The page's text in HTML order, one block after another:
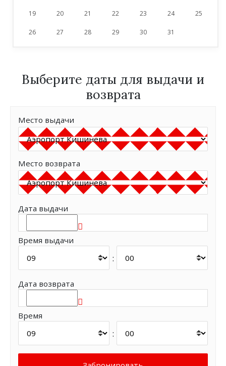
19 20 21 22 23 24 25
26 27 28 29 30 31
Выберите даты для выдачи и
возврата
Место выдачи
Место возврата
Дата выдачи
Время выдачи
:
Дата возврата
Время
: